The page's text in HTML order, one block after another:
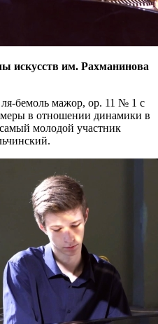
искусств им. Рахманинова
бемоль мажор, ор. 11 № 1 с
в отношении динамики в
молодой участник